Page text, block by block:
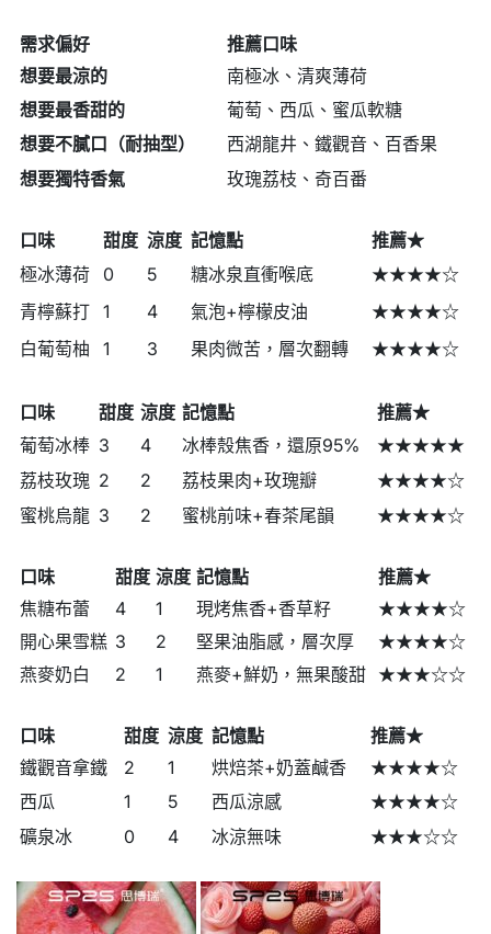
需求偏好
推薦口味
想要最涼的
南極冰、清爽薄荷
想要最香甜的
葡萄、西瓜、蜜瓜軟糖
想要不膩口（耐抽型）
西湖龍井、鐵觀音、百香果
想要獨特香氣
玫瑰荔枝、奇百番
口味 甜度 涼度 記憶點
推薦★
極冰薄荷
0 5 糖冰泉直衝喉底
★★★★☆
青檸蘇打 1 4 氣泡+檸檬皮油
★★★★☆
白葡萄柚
1 3 果肉微苦，層次翻轉 ★★★★☆
口味 甜度 涼度 記憶點
推薦★
葡萄冰棒 3 4 冰棒殼焦香，還原95%
★★★★★
荔枝玫瑰 2 2 荔枝果肉+玫瑰瓣
★★★★☆
蜜桃烏龍 3 2 蜜桃前味+春茶尾韻 ★★★★☆
口味 甜度 涼度 記憶點
推薦★
焦糖布蕾
4 1 現烤焦香+香草籽
★★★★☆
開心果雪糕 3 2 堅果油脂感，層次厚
★★★★☆
燕麥奶白
2 1 燕麥+鮮奶，無果酸甜 ★★★☆☆
口味 甜度 涼度 記憶點
推薦★
鐵觀音拿鐵
2 1 烘焙茶+奶蓋鹹香
★★★★☆
西瓜
1 5 西瓜涼感
★★★★☆
礦泉冰
0 4 冰涼無味 ★★★☆☆